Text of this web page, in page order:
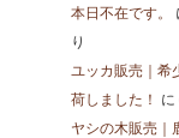
本日不在です。
り
ユッカ販売｜希
荷しました！ に
ヤシの木販売｜